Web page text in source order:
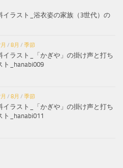
イラスト_浴衣姿の家族（3世代）の
/ 8月 / 季節
イラスト_「かぎや」の掛け声と打ち
ト_hanabi009
/ 8月 / 季節
イラスト_「かぎや」の掛け声と打ち
ト_hanabi011